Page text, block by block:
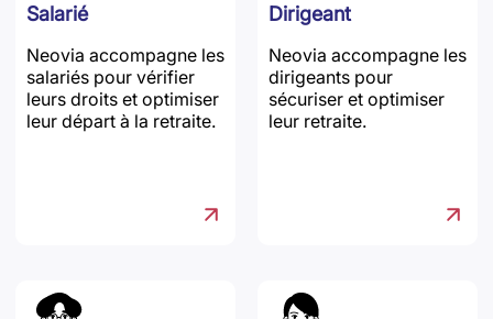
Salarié
Neovia accompagne les
salariés pour vérifier
leurs droits et optimiser
leur départ à la retraite.
Dirigeant
Neovia accompagne les
dirigeants pour
sécuriser et optimiser
leur retraite.